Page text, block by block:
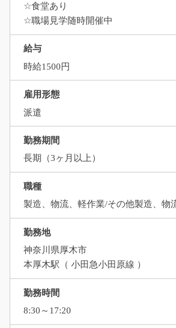
☆食堂あり
☆職場見学随時開催中
給与
時給1500円
雇用形態
派遣
勤務期間
長期（3ヶ月以上）
職種
製造、物流、軽作業/その他製造、物
勤務地
神奈川県厚木市
本厚木駅（ 小田急小田原線 ）
勤務時間
8:30～17:20